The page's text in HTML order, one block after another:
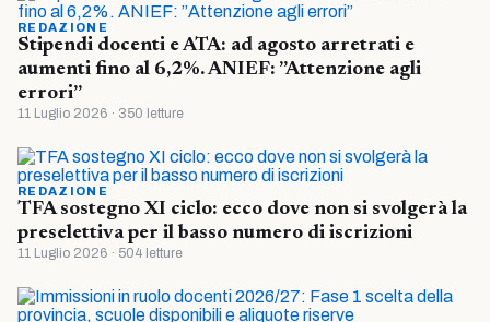
REDAZIONE
Stipendi docenti e ATA: ad agosto arretrati e
aumenti fino al 6,2%. ANIEF: ”Attenzione agli
errori”
11 Luglio 2026 · 350 letture
REDAZIONE
TFA sostegno XI ciclo: ecco dove non si svolgerà la
preselettiva per il basso numero di iscrizioni
11 Luglio 2026 · 504 letture